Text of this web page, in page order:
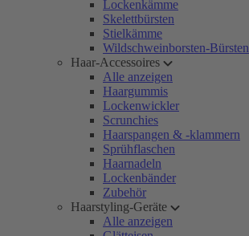
Lockenkämme
Skelettbürsten
Stielkämme
Wildschweinborsten-Bürsten
Haar-Accessoires
Alle anzeigen
Haargummis
Lockenwickler
Scrunchies
Haarspangen & -klammern
Sprühflaschen
Haarnadeln
Lockenbänder
Zubehör
Haarstyling-Geräte
Alle anzeigen